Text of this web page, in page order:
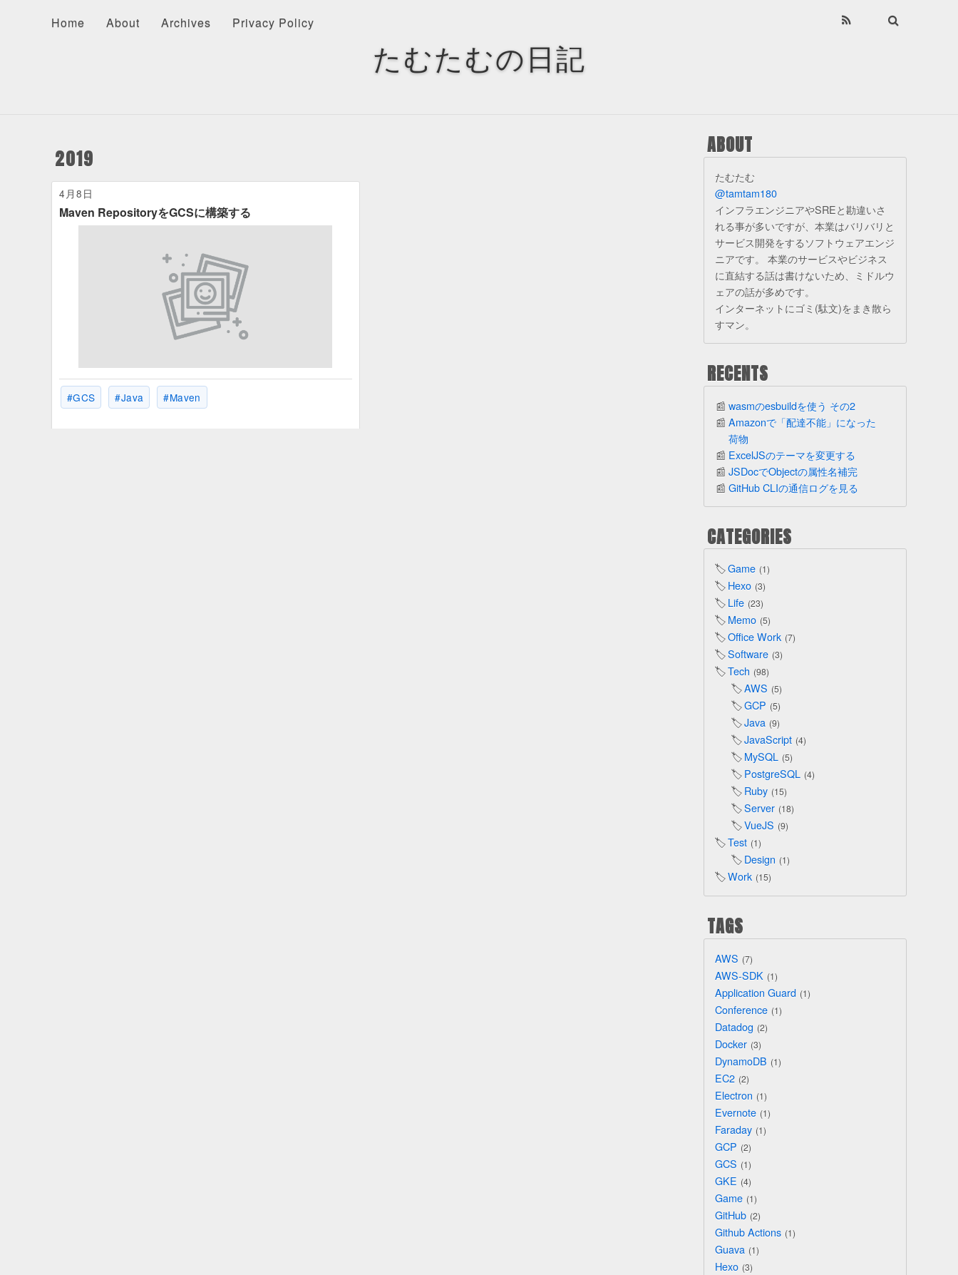
たむたむの日記
Home About Archives Privacy Policy
2019
4月8日
Maven RepositoryをGCSに構築する
GCS Java Maven
ABOUT
たむたむ
@tamtam180
インフラエンジニアやSREと勘違いさ
れる事が多いですが、本業はバリバリと
サービス開発をするソフトウェアエンジ
ニアです。 本業のサービスやビジネス
に直結する話は書けないため、ミドルウ
ェアの話が多めです。
インターネットにゴミ(駄文)をまき散ら
すマン。
RECENTS
wasmのesbuildを使う その2
Amazonで「配達不能」になった
荷物
ExcelJSのテーマを変更する
JSDocでObjectの属性名補完
GitHub CLIの通信ログを見る
CATEGORIES
Game 1
Hexo 3
Life 23
Memo 5
Office Work 7
Software 3
Tech 98
AWS 5
GCP 5
Java 9
JavaScript 4
MySQL 5
PostgreSQL 4
Ruby 15
Server 18
VueJS 9
Test 1
Design 1
Work 15
TAGS
AWS 7
AWS-SDK 1
Application Guard 1
Conference 1
Datadog 2
Docker 3
DynamoDB 1
EC2 2
Electron 1
Evernote 1
Faraday 1
GCP 2
GCS 1
GKE 4
Game 1
GitHub 2
Github Actions 1
Guava 1
Hexo 3